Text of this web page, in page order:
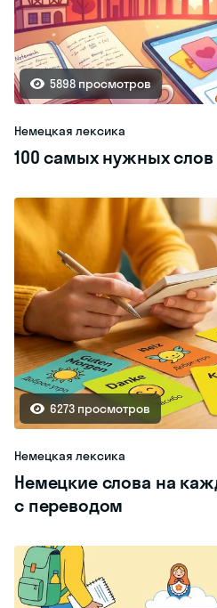
5898 просмотров
Немецкая лексика
100 самых нужных
6273 просмотров
Немецкая лексика
Немецкие слова на
с переводом